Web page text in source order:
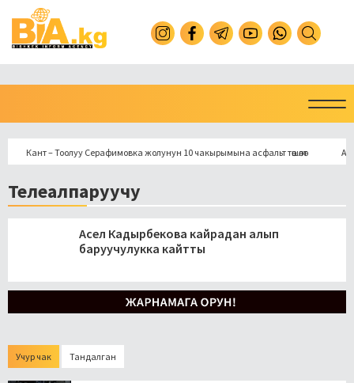
Кант – Тоолуу Серафимовка жолунун 10 чакырымына асфальт төшөлөт
Телеалпаруучу
Асел Кадырбекова кайрадан алып
баруучулукка кайтты
Учур чак Тандалган